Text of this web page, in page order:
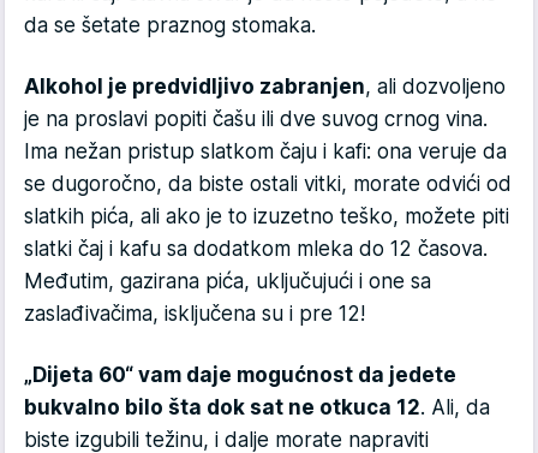
da se šetate praznog stomaka.
Alkohol je predvidljivo zabranjen, ali dozvoljeno
je na proslavi popiti čašu ili dve suvog crnog vina.
Ima nežan pristup slatkom čaju i kafi: ona veruje da
se dugoročno, da biste ostali vitki, morate odvići od
slatkih pića, ali ako je to izuzetno teško, možete piti
slatki čaj i kafu sa dodatkom mleka do 12 časova.
Međutim, gazirana pića, uključujući i one sa
zaslađivačima, isključena su i pre 12!
„Dijeta 60“ vam daje mogućnost da jedete
bukvalno bilo šta dok sat ne otkuca 12. Ali, da
biste izgubili težinu, i dalje morate napraviti